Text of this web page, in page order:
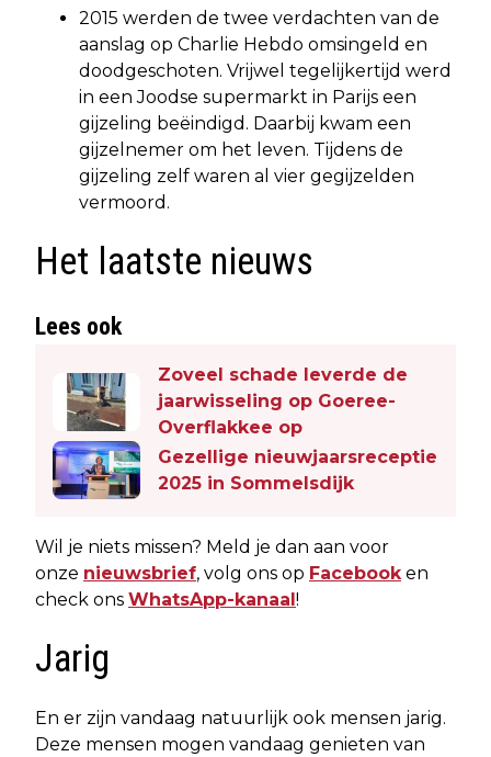
2015 werden de twee verdachten van de
aanslag op Charlie Hebdo omsingeld en
doodgeschoten. Vrijwel tegelijkertijd werd
in een Joodse supermarkt in Parijs een
gijzeling beëindigd. Daarbij kwam een
gijzelnemer om het leven. Tijdens de
gijzeling zelf waren al vier gegijzelden
vermoord.
Het laatste nieuws
Lees ook
Zoveel schade leverde de
jaarwisseling op Goeree-
Overflakkee op
Gezellige nieuwjaarsreceptie
2025 in Sommelsdijk
Wil je niets missen? Meld je dan aan voor
onze nieuwsbrief, volg ons op Facebooken
check ons WhatsApp-kanaal !
Jarig
En er zijn vandaag natuurlijk ook mensen jarig.
Deze mensen mogen vandaag genieten van